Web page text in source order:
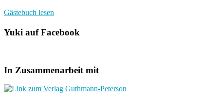
Gästebuch lesen
Yuki auf Facebook
In Zusammenarbeit mit